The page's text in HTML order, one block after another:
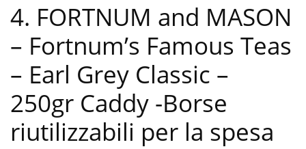
4. FORTNUM and MASON
– Fortnum’s Famous Teas
– Earl Grey Classic –
250gr Caddy -Borse
riutilizzabili per la spesa